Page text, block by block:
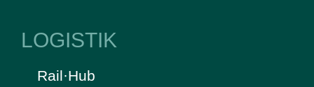
LOGISTIK
Rail·Hub